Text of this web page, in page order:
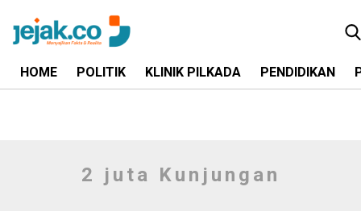
HOME POLITIK KLINIK PILKADA PENDIDIKAN
2 juta Kunjungan